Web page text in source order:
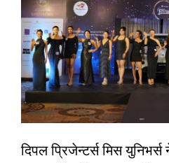
दिपल प्रिजेन्टर्स मिस